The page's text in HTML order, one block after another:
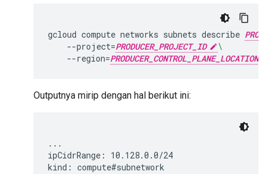
gcloud compute networks subnets describe
--project=PRODUCER_PROJECT_ID
\
--region=PRODUCER_CONTROL_PLANE_LOCATION
Outputnya mirip dengan hal berikut ini:
...
ipCidrRange: 10.128.0.0/24
kind: compute#subnetwork